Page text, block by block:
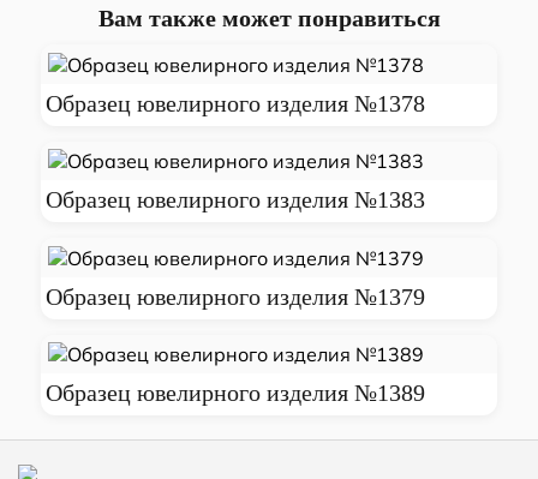
Вам также может понравиться
Образец ювелирного изделия №1378
Образец ювелирного изделия №1383
Образец ювелирного изделия №1379
Образец ювелирного изделия №1389